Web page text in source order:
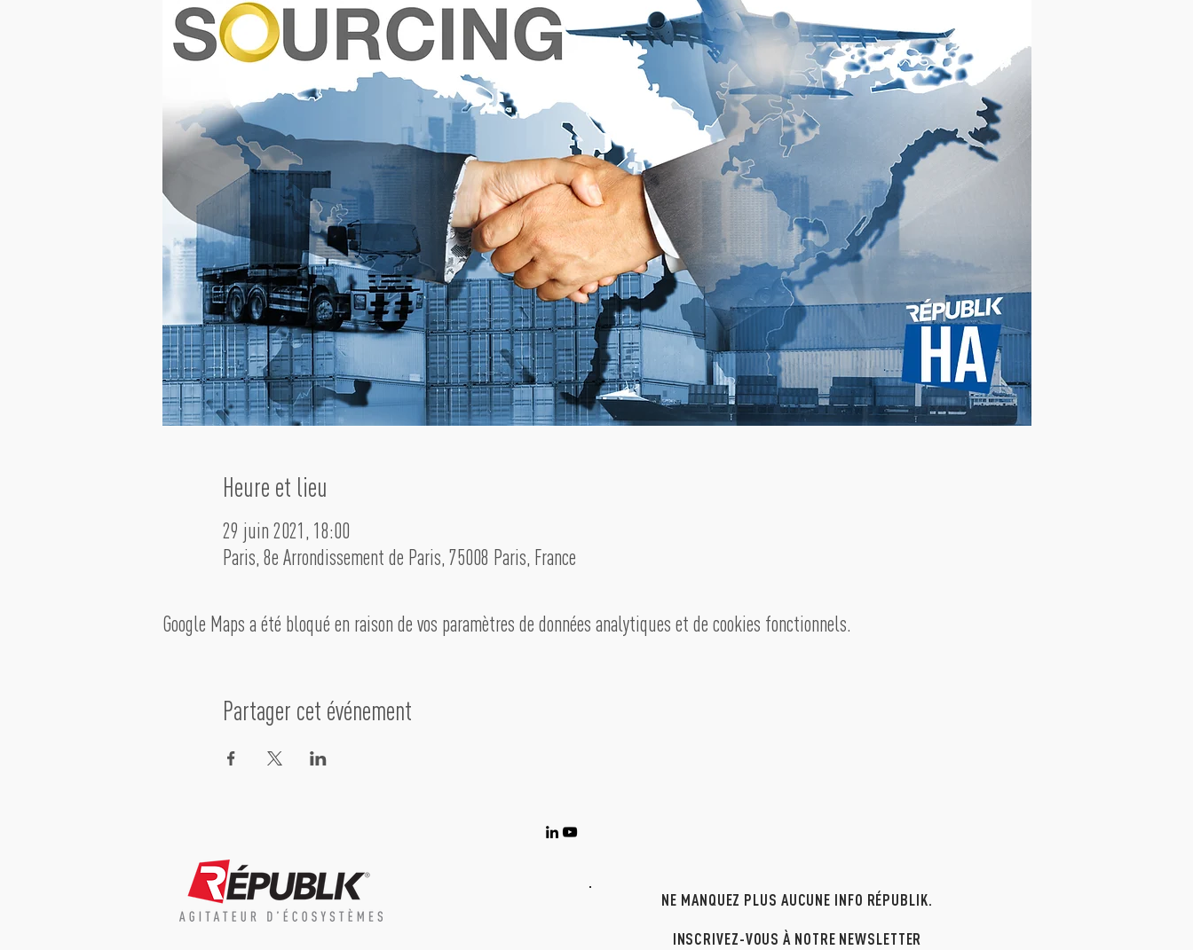
Heure et lieu
29 juin 2021, 18:00
Paris, 8e Arrondissement de Paris, 75008 Paris, France
Google Maps a été bloqué en raison de vos paramètres de données analytiques et de cookies fonctionnels.
Partager cet événement
NE MANQUEZ PLUS AUCUNE INFO RÉPUBLIK.
INSCRIVEZ-VOUS À NOTRE NEWSLETTER